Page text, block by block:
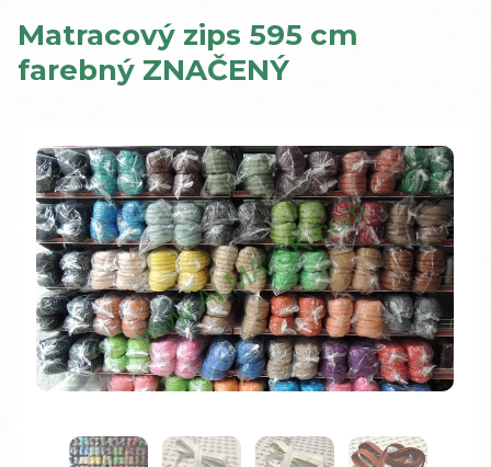
Matracový zips 595 cm
farebný ZNAČENÝ